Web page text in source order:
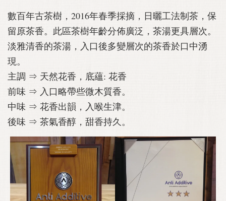
數百年古茶樹，2016年春季採摘，日曬工法制茶，保
留原茶香。此區茶樹年齡分佈廣泛，茶湯更具層次。
淡雅清香的茶湯，入口後多變層次的茶香於口中湧
現。
主調 ⇒ 天然花香，底蘊: 花香
前味 ⇒ 入口略帶些微木質香。
中味 ⇒ 花香出韻，入喉生津。
後味 ⇒ 茶氣香醇，甜香持久。